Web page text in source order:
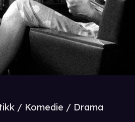
/ Komedie / Drama